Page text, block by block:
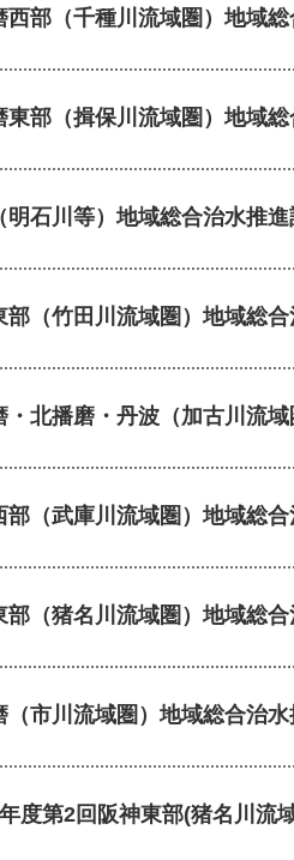
西部（千種川流域圏）地域
東部（揖保川流域圏）地域
明石川等）地域総合治水推進
部（竹田川流域圏）地域総
・北播磨・丹波（加古川流
部（武庫川流域圏）地域総
部（猪名川流域圏）地域総
（市川流域圏）地域総合治
度第2回阪神東部(猪名川流